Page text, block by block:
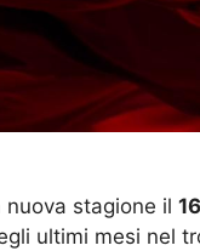
nuova stagione il
ultimi mesi nel